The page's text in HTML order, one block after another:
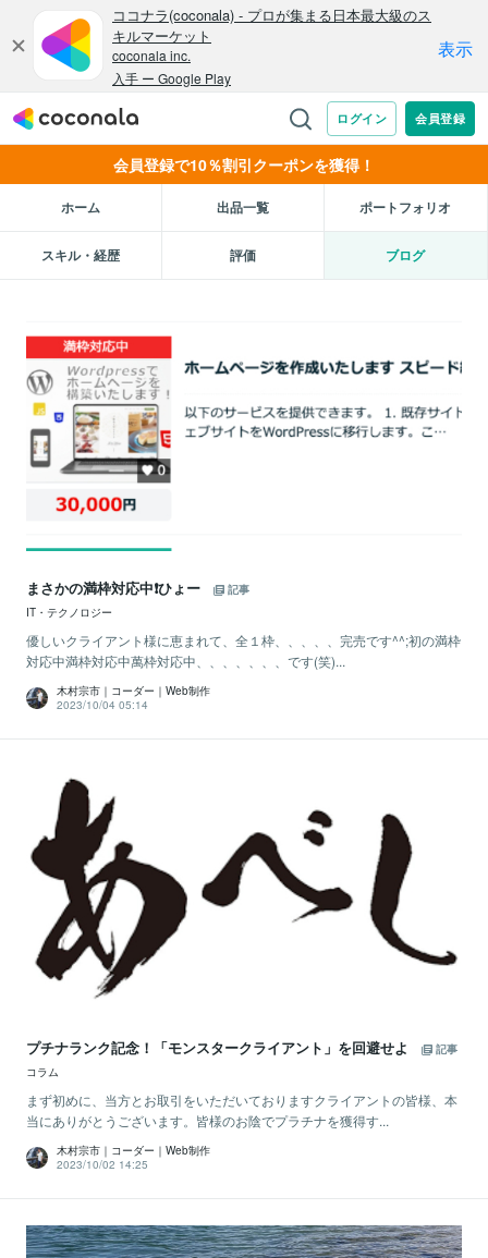
会員登録で10％割引クーポンを獲得！
ホーム 出品一覧 ポートフォリオ
スキル・経歴 評価 ブログ
まさかの満枠対応中❗ひょー
記事
IT・テクノロジー
優しいクライアント様に恵まれて、全１枠、、、、、完売です^^;初の満枠
対応中満枠対応中萬枠対応中、、、、、、、です(笑)...
木村宗市｜コーダー｜Web制作
2023/10/04 05:14
プチナランク記念！「モンスタークライアント」を回避せよ
記事
コラム
まず初めに、当方とお取引をいただいておりますクライアントの皆様、本
当にありがとうございます。皆様のお陰でプラチナを獲得す...
木村宗市｜コーダー｜Web制作
2023/10/02 14:25